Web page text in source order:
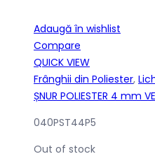
Adaugă în wishlist
Compare
QUICK VIEW
Frânghii din Poliester,
ȘNUR POLIESTER 4 mm
040PST44P5
Out of stock